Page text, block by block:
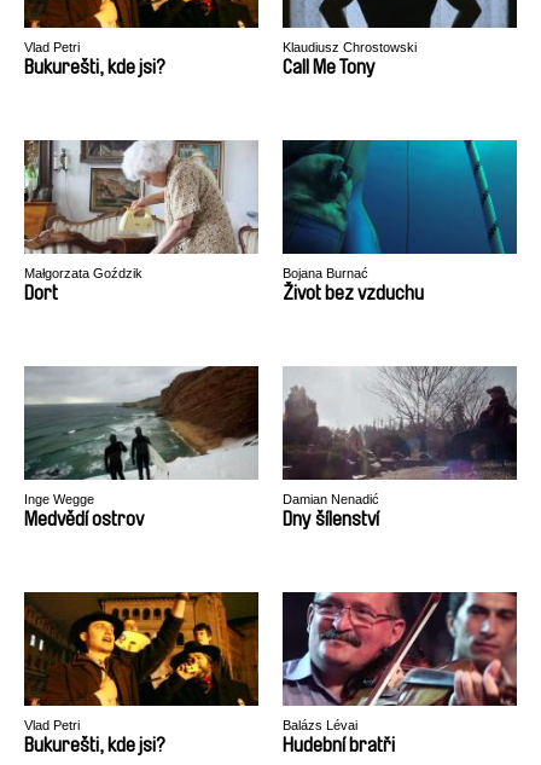
Vlad Petri
Bukurešti, kde jsi?
Klaudiusz Chrostowski
Call Me Tony
Małgorzata Goździk
Dort
Bojana Burnać
Život bez vzduchu
Inge Wegge
Medvědí ostrov
Damian Nenadić
Dny šílenství
Vlad Petri
Bukurešti, kde jsi?
Balázs Lévai
Hudební bratři